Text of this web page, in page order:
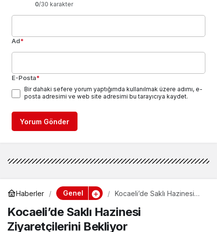
0/30 karakter
Ad*
E-Posta*
Bir dahaki sefere yorum yaptığımda kullanılmak üzere adımı, e-
posta adresimi ve web site adresimi bu tarayıcıya kaydet.
Yorum Gönder
Haberler Genel
Kocaeli’de Saklı Hazinesi
Kocaeli’de Saklı Hazinesi
Ziyaretçilerini Bekliyor